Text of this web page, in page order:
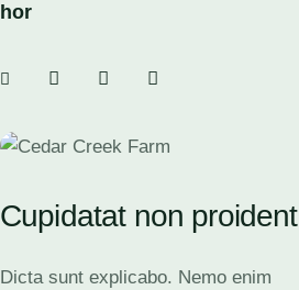
hor
Cupidatat non proident
Dicta sunt explicabo. Nemo enim